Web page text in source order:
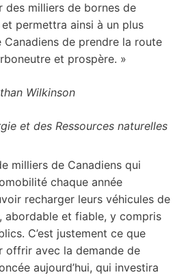
des milliers de bornes de
permettra ainsi à un plus
de prendre la route
et prospère. »
Wilkinson
et des Ressources naturelles
milliers de Canadiens qui
chaque année
recharger leurs véhicules de
abordable et fiable, y compris
C’est justement ce que
offrir avec la demande de
aujourd’hui, qui investira